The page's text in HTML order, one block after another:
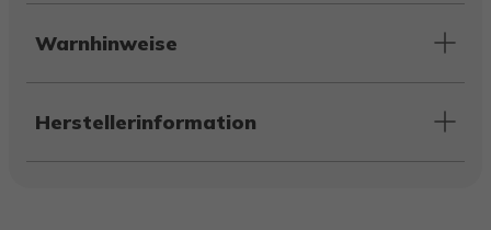
Warnhinweise
Herstellerinformation